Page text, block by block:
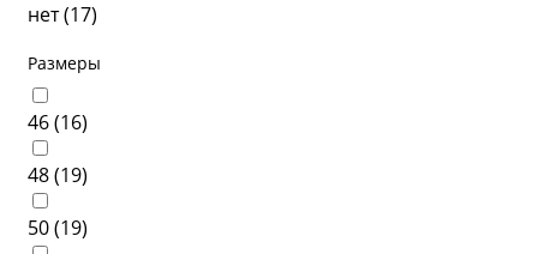
нет (17)
Размеры
46 (16)
48 (19)
50 (19)